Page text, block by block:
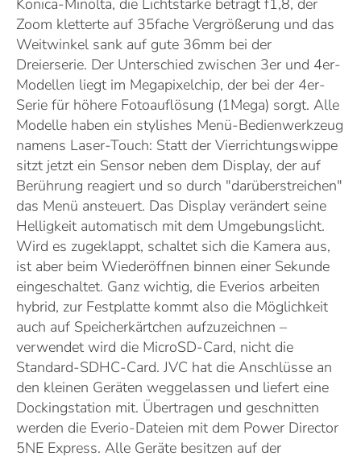
Konica-Minolta, die Lichtstärke betragt f1,8, der
Zoom kletterte auf 35fache Vergrößerung und das
Weitwinkel sank auf gute 36mm bei der
Dreierserie. Der Unterschied zwischen 3er und 4er-
Modellen liegt im Megapixelchip, der bei der 4er-
Serie für höhere Fotoauflösung (1Mega) sorgt. Alle
Modelle haben ein stylishes Menü-Bedienwerkzeug
namens Laser-Touch: Statt der Vierrichtungswippe
sitzt jetzt ein Sensor neben dem Display, der auf
Berührung reagiert und so durch "darüberstreichen"
das Menü ansteuert. Das Display verändert seine
Helligkeit automatisch mit dem Umgebungslicht.
Wird es zugeklappt, schaltet sich die Kamera aus,
ist aber beim Wiederöffnen binnen einer Sekunde
eingeschaltet. Ganz wichtig, die Everios arbeiten
hybrid, zur Festplatte kommt also die Möglichkeit
auch auf Speicherkärtchen aufzuzeichnen –
verwendet wird die MicroSD-Card, nicht die
Standard-SDHC-Card. JVC hat die Anschlüsse an
den kleinen Geräten weggelassen und liefert eine
Dockingstation mit. Übertragen und geschnitten
werden die Everio-Dateien mit dem Power Director
5NE Express. Alle Geräte besitzen auf der